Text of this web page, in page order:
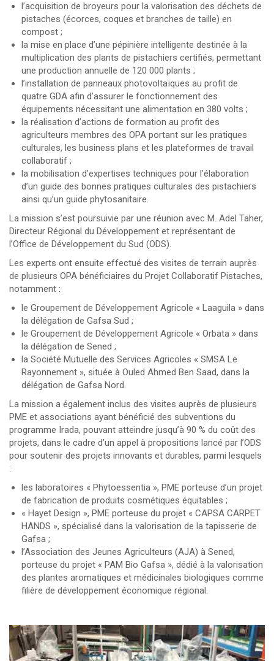
l’acquisition de broyeurs pour la valorisation des déchets de
pistaches (écorces, coques et branches de taille) en
compost ;
la mise en place d’une pépinière intelligente destinée à la
multiplication des plants de pistachiers certifiés, permettant
une production annuelle de 120 000 plants ;
l’installation de panneaux photovoltaïques au profit de
quatre GDA afin d’assurer le fonctionnement des
équipements nécessitant une alimentation en 380 volts ;
la réalisation d’actions de formation au profit des
agriculteurs membres des OPA portant sur les pratiques
culturales, les business plans et les plateformes de travail
collaboratif ;
la mobilisation d’expertises techniques pour l’élaboration
d’un guide des bonnes pratiques culturales des pistachiers
ainsi qu’un guide phytosanitaire.
La mission s’est poursuivie par une réunion avec M. Adel Taher,
Directeur Régional du Développement et représentant de
l’Office de Développement du Sud (ODS).
Les experts ont ensuite effectué des visites de terrain auprès
de plusieurs OPA bénéficiaires du Projet Collaboratif Pistaches,
notamment :
le Groupement de Développement Agricole « Laaguila » dans
la délégation de Gafsa Sud ;
le Groupement de Développement Agricole « Orbata » dans
la délégation de Sened ;
la Société Mutuelle des Services Agricoles « SMSA Le
Rayonnement », située à Ouled Ahmed Ben Saad, dans la
délégation de Gafsa Nord.
La mission a également inclus des visites auprès de plusieurs
PME et associations ayant bénéficié des subventions du
programme Irada, pouvant atteindre jusqu’à 90 % du coût des
projets, dans le cadre d’un appel à propositions lancé par l’ODS
pour soutenir des projets innovants et durables, parmi lesquels
:
les laboratoires « Phytoessentia », PME porteuse d’un projet
de fabrication de produits cosmétiques équitables ;
« Hayet Design », PME porteuse du projet « CAPSA CARPET
HANDS », spécialisé dans la valorisation de la tapisserie de
Gafsa ;
l’Association des Jeunes Agriculteurs (AJA) à Sened,
porteuse du projet « PAM Bio Gafsa », dédié à la valorisation
des plantes aromatiques et médicinales biologiques comme
filière de développement économique régional.